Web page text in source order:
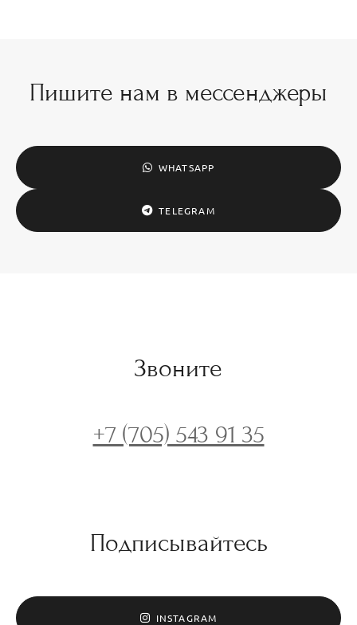
Пишите нам в мессенджеры
WHATSAPP
TELEGRAM
Звоните
+7 (705) 543 91 35
Подписывайтесь
INSTAGRAM